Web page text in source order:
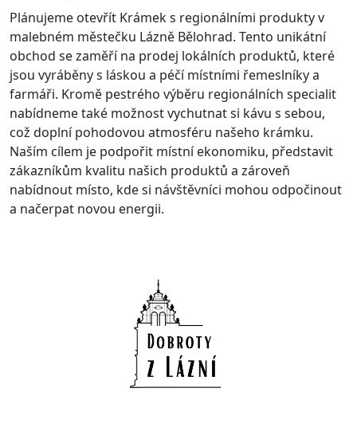
Plánujeme otevřít Krámek s regionálními produkty v
malebném městečku Lázně Bělohrad. Tento unikátní
obchod se zaměří na prodej lokálních produktů, které
jsou vyráběny s láskou a péčí místními řemeslníky a
farmáři. Kromě pestrého výběru regionálních specialit
nabídneme také možnost vychutnat si kávu s sebou,
což doplní pohodovou atmosféru našeho krámku.
Naším cílem je podpořit místní ekonomiku, představit
zákazníkům kvalitu našich produktů a zároveň
nabídnout místo, kde si návštěvníci mohou odpočinout
a načerpat novou energii.